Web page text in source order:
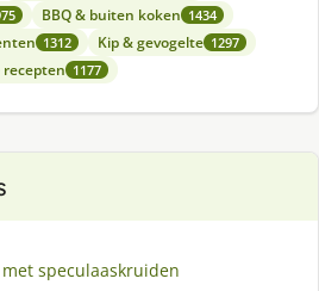
BBQ & buiten koken 1434
1312 Kip & gevogelte 1297
recepten 1177
speculaaskruiden